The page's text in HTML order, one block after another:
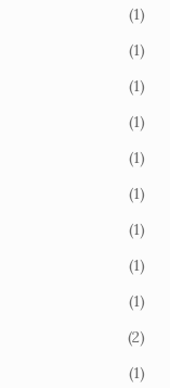
(1)
(1)
(1)
(1)
(1)
(1)
(1)
(1)
(1)
(2)
(1)